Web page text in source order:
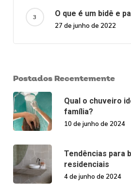
O que é um bidê e
27 de junho de 2022
Postados Recentemente
Qual o chuveiro
família?
10 de junho de 2024
Tendências para
residenciais
4 de junho de 2024